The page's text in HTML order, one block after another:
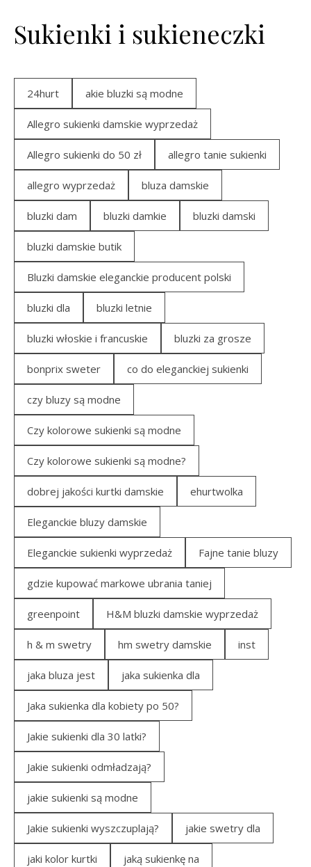
Sukienki i sukieneczki
24hurt akie bluzki są modne
Allegro sukienki damskie wyprzedaż
Allegro sukienki do 50 zł allegro tanie sukienki
allegro wyprzedaż bluza damskie
bluzki dam bluzki damkie bluzki damski
bluzki damskie butik
Bluzki damskie eleganckie producent polski
bluzki dla bluzki letnie
bluzki włoskie i francuskie bluzki za grosze
bonprix sweter co do eleganckiej sukienki
czy bluzy są modne
Czy kolorowe sukienki są modne
Czy kolorowe sukienki są modne?
dobrej jakości kurtki damskie ehurtwolka
Eleganckie bluzy damskie
Eleganckie sukienki wyprzedaż Fajne tanie bluzy
gdzie kupować markowe ubrania taniej
greenpoint H&M bluzki damskie wyprzedaż
h & m swetry hm swetry damskie inst
jaka bluza jest jaka sukienka dla
Jaka sukienka dla kobiety po 50?
Jakie sukienki dla 30 latki?
Jakie sukienki odmładzają?
jakie sukienki są modne
Jakie sukienki wyszczuplają? jakie swetry dla
jaki kolor kurtki jaką sukienkę na